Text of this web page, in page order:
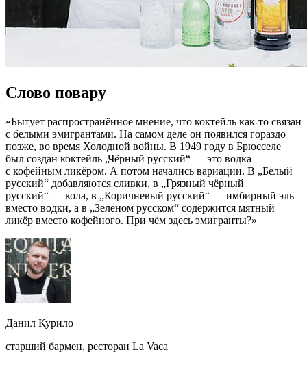
Слово повару
«Бытует распространённое мнение, что коктейль как-то связан
с белыми эмигрантами. На самом деле он появился гораздо
позже, во время Холодной войны. В 1949 году в Брюсселе
был создан коктейль „Чёрный русский“ — это водка
с кофейным ликёром. А потом начались вариации. В „Белый
русский“ добавляются сливки, в „Грязный чёрный
русский“ — кола, в „Коричневый русский“ — имбирный эль
вместо водки, а в „Зелёном русском“ содержится мятный
ликёр вместо кофейного. При чём здесь эмигранты?»
Данил Курило
старший бармен, ресторан La Vaca